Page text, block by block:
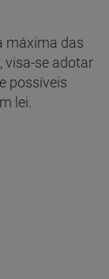
máxima das
visa-se adotar
possíveis
lei.